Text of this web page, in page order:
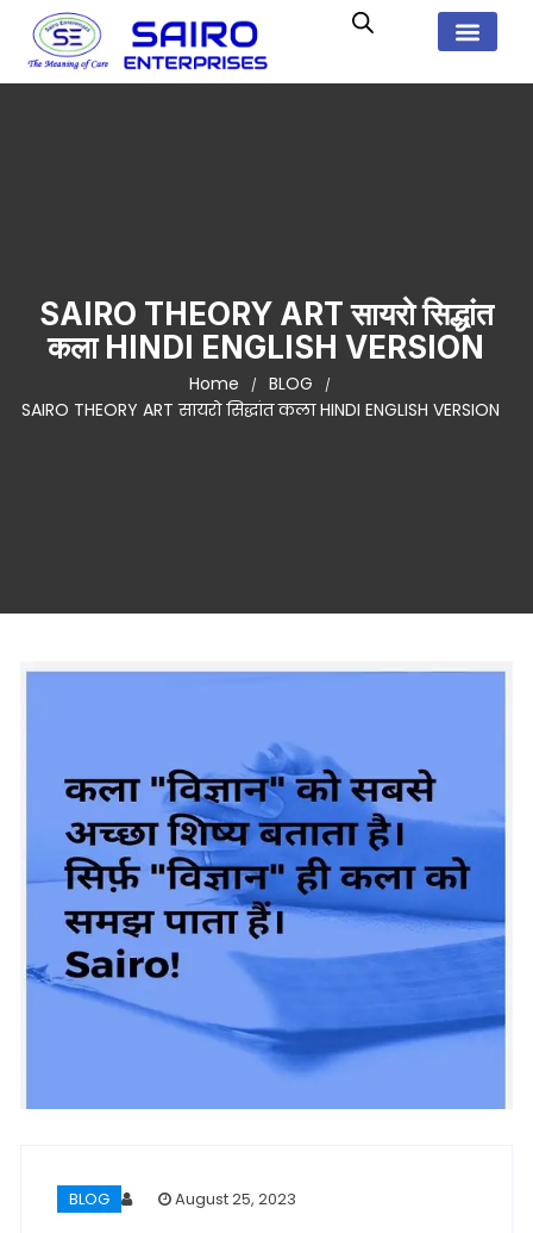
SAIRO THEORY ART सायरो सिद्धांत
कला HINDI ENGLISH VERSION
Home
BLOG
SAIRO THEORY ART सायरो सिद्धांत कला HINDI ENGLISH VERSION
BLOG August 25, 2023